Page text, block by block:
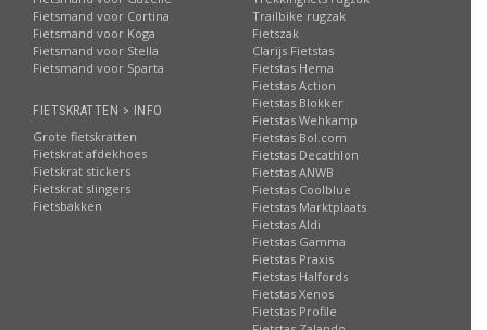
Fietsmand voor Cortina
Fietsmand voor Koga
Fietsmand voor Stella
Fietsmand voor Sparta
FIETSKRATTEN > INFO
Grote fietskratten
Fietskrat afdekhoes
Fietskrat stickers
Fietskrat slingers
Fietsbakken
Trailbike rugzak
Fietszak
Clarijs Fietstas
Fietstas Hema
Fietstas Action
Fietstas Blokker
Fietstas Wehkamp
Fietstas Bol.com
Fietstas Decathlon
Fietstas ANWB
Fietstas Coolblue
Fietstas Marktplaats
Fietstas Aldi
Fietstas Gamma
Fietstas Praxis
Fietstas Halfords
Fietstas Xenos
Fietstas Profile